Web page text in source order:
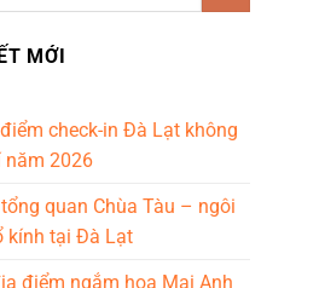
MỚI
check-in Đà Lạt không
năm 2026
quan Chùa Tàu – ngôi
kính tại Đà Lạt
điểm ngắm hoa Mai Anh